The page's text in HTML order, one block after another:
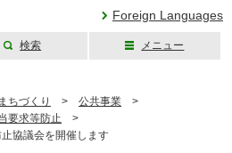
Foreign Languages
検索 メニュー
まちづくり > 公共事業 >
要求等防止 >
協議会を開催します